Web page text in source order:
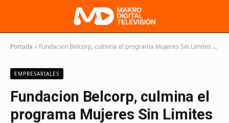
Portada » Fundacion Belcorp, culmina el programa Mujeres Sin Limites 2022
EMPRESARIALES
Fundacion Belcorp, culmina el
programa Mujeres Sin Limites